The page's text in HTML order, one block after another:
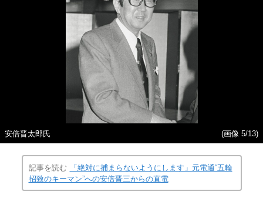
安倍晋太郎氏 (画像 5/13)
記事を読む
「絶対に捕まらないようにします」元電通“五輪
招致のキーマン”への安倍晋三からの直電